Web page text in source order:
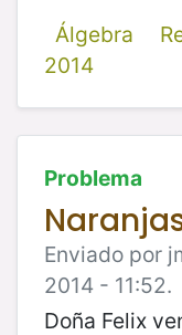
Álgebra
2014
Problema
Enviado por
2014 - 11:52.
Doña Felix